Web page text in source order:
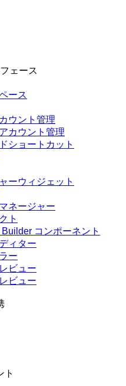
ェース
ース
ウント管理
カウント管理
ショートカット
ーウィジェット
ネージャー
ト
コンポーネント
ィター
ー
ビュー
ビュー
ト